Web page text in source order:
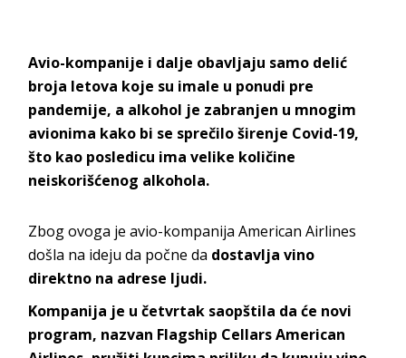
Avio-kompanije i dalje obavljaju samo delić
broja letova koje su imale u ponudi pre
pandemije, a alkohol je zabranjen u mnogim
avionima kako bi se sprečilo širenje Covid-19,
što kao posledicu ima velike količine
neiskorišćenog alkohola.
Zbog ovoga je avio-kompanija American Airlines
došla na ideju da počne da dostavlja vino
direktno na adrese ljudi.
Kompanija je u četvrtak saopštila da će novi
program, nazvan Flagship Cellars American